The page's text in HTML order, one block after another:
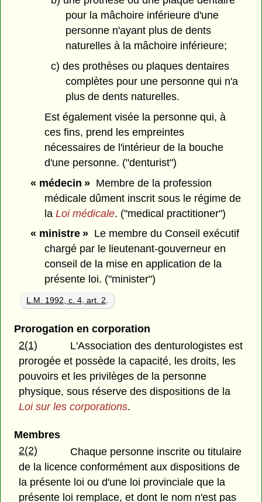
pour la mâchoire inférieure d'une
personne n'ayant plus de dents
naturelles à la mâchoire inférieure;
c) des prothèses ou plaques dentaires
complètes pour une personne qui n'a
plus de dents naturelles.
Est également visée la personne qui, à
ces fins, prend les empreintes
nécessaires de l'intérieur de la bouche
d'une personne. ("denturist")
« médecin »Membre de la profession
médicale dûment inscrit sous le régime de
laLoi médicale. ("medical practitioner")
« ministre »Le membre du Conseil exécutif
chargé par le lieutenant-gouverneur en
conseil de la mise en application de la
présente loi. ("minister")
L.M. 1992, c. 4, art. 2
Prorogation en corporation
2(1)
L'Association des denturologistes est
prorogée et possède la capacité, les droits, les
pouvoirs et les privilèges de la personne
physique, sous réserve des dispositions de la
Loi sur les corporations.
Membres
2(2)
Chaque personne inscrite ou titulaire
de la licence conformément aux dispositions de
la présente loi ou d'une loi provinciale que la
présente loi remplace, et dont le nom n'est pas